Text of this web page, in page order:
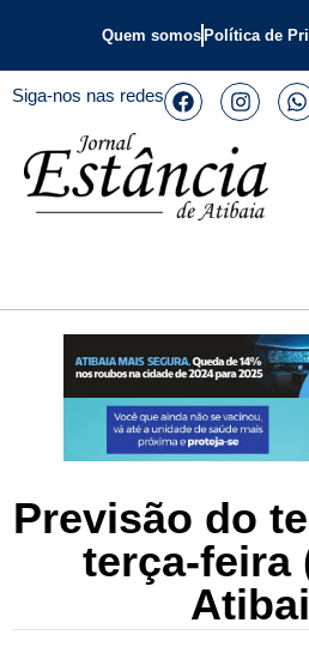
Quem somos Política de
Siga-nos nas redes
Previsão do
terça-feira